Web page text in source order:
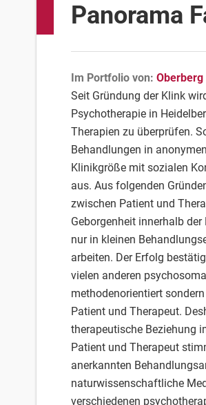
Panorama
Im Portfolio von: Oberberg
Seit Gründung der Klink
Psychotherapie in
Therapien zu überprüfen.
Behandlungen in
Klinikgröße mit sozialen
aus. Aus folgenden
zwischen Patient und
Geborgenheit innerhalb
nur in kleinen
arbeiten. Der Erfolg
vielen anderen
methodenorientiert
Patient und Therapeut.
therapeutische Beziehung
Patient und Therapeut
anerkannten
naturwissenschaftliche
verschiedenen